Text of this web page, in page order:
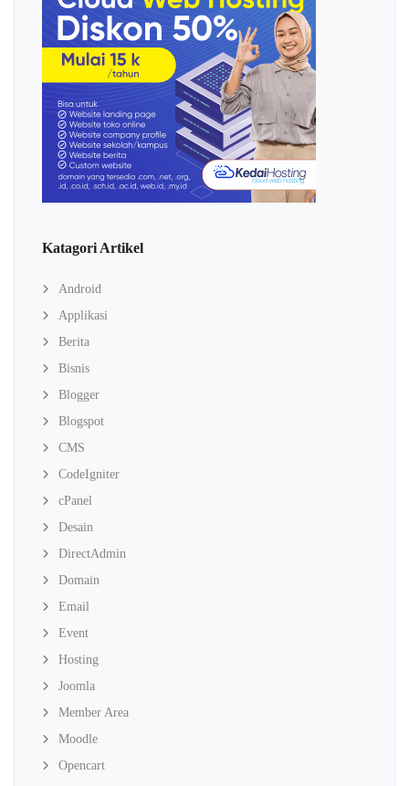
Katagori Artikel
Android
Applikasi
Berita
Bisnis
Blogger
Blogspot
CMS
CodeIgniter
cPanel
Desain
DirectAdmin
Domain
Email
Event
Hosting
Joomla
Member Area
Moodle
Opencart